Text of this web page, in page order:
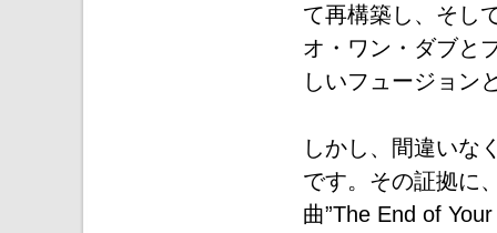
て再構築し、そし
オ・ワン・ダブと
しいフュージョン
しかし、間違いな
です。その証拠に
曲”The End of